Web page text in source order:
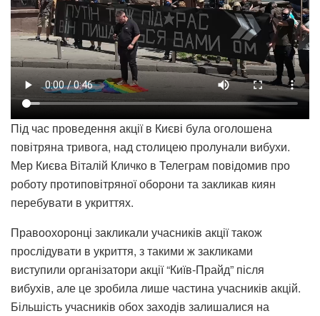
Під час проведення акції в Києві була оголошена
повітряна тривога, над столицею пролунали вибухи.
Мер Києва Віталій Кличко в Телеграм повідомив про
роботу протиповітряної оборони та закликав киян
перебувати в укриттях.
Правоохоронці закликали учасників акції також
прослідувати в укриття, з такими ж закликами
виступили організатори акції “Київ-Прайд” після
вибухів, але це зробила лише частина учасників акцій.
Більшість учасників обох заходів залишалися на